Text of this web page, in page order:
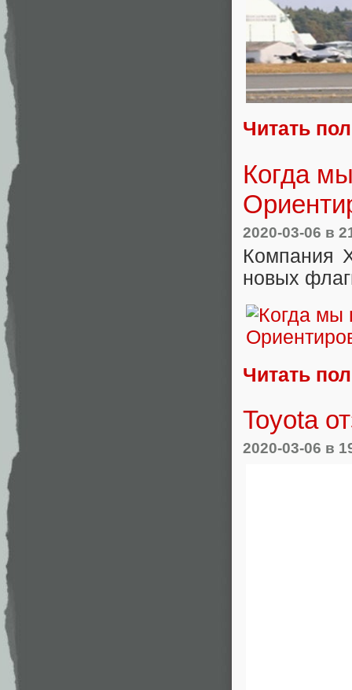
Читать
Когда
2020-03-06 в
Компания
новых
Читать
Toyota
2020-03-06 в